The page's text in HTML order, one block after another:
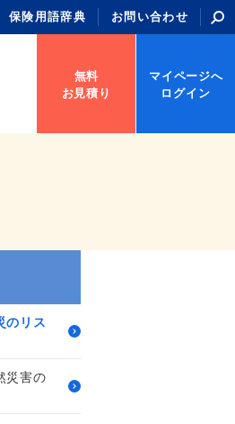
保険用語辞典 お問い合わせ
無料
お見積り
マイページへ
ログイン
のリス
災害の